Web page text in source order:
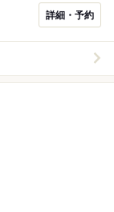
詳細・予約